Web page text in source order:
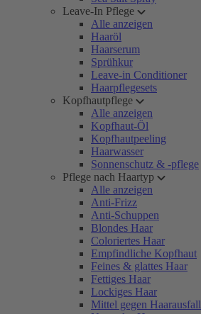
Leave-In Pflege
Alle anzeigen
Haaröl
Haarserum
Sprühkur
Leave-in Conditioner
Haarpflegesets
Kopfhautpflege
Alle anzeigen
Kopfhaut-Öl
Kopfhautpeeling
Haarwasser
Sonnenschutz & -pflege
Pflege nach Haartyp
Alle anzeigen
Anti-Frizz
Anti-Schuppen
Blondes Haar
Coloriertes Haar
Empfindliche Kopfhaut
Feines & glattes Haar
Fettiges Haar
Lockiges Haar
Mittel gegen Haarausfall